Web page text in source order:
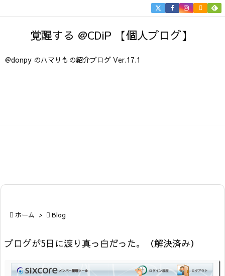
覚醒する @CDiP 【個人ブログ】
@donpy のハマりもの紹介ブログ Ver.17.1


 ホーム >  Blog
ブログが5日に渡り真っ白だった。（解決済み）